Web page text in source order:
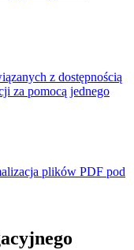
z dostępnością
za pomocą jednego
plików PDF pod